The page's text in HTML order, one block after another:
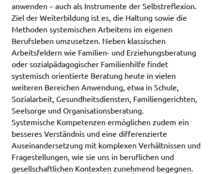
anwenden – auch als Instrumente der Selbstreflexion.
Ziel der Weiterbildung ist es, die Haltung sowie die
Methoden systemischen Arbeitens im eigenen
Berufsleben umzusetzen. Neben klassischen
Arbeitsfeldern wie Familien- und Erziehungsberatung
oder sozialpädagogischer Familienhilfe findet
systemisch orientierte Beratung heute in vielen
weiteren Bereichen Anwendung, etwa in Schule,
Sozialarbeit, Gesundheitsdiensten, Familiengerichten,
Seelsorge und Organisationsberatung.
Systemische Kompetenzen ermöglichen zudem ein
besseres Verständnis und eine differenzierte
Auseinandersetzung mit komplexen Verhältnissen und
Fragestellungen, wie sie uns in beruflichen und
gesellschaftlichen Kontexten zunehmend begegnen.